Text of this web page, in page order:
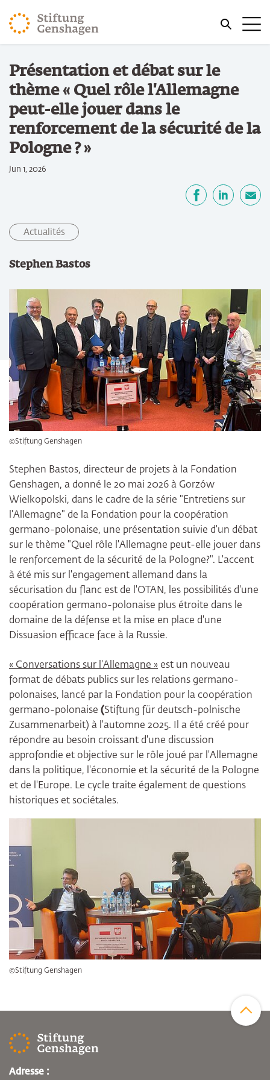
REVENIR AU CONTENU PRINCIPAL
REVENIR À LA RECHERCHE
Vous êtes ici:
Accueil
Présentation et débat sur le
thème « Quel rôle l'Allemagne
peut-elle jouer dans le
renforcement de la sécurité de la
Pologne ? »
Jun 1, 2026
Actualités
Stephen Bastos
©Stiftung Genshagen
Stephen Bastos, directeur de projets à la Fondation
Genshagen, a donné le 20 mai 2026 à Gorzów
Wielkopolski, dans le cadre de la série "Entretiens sur
l'Allemagne" de la Fondation pour la coopération
germano-polonaise, une présentation suivie d'un débat
sur le thème "Quel rôle l'Allemagne peut-elle jouer dans
le renforcement de la sécurité de la Pologne?". L'accent
à été mis sur l'engagement allemand dans la
sécurisation du flanc est de l'OTAN, les possibilités d'une
coopération germano-polonaise plus étroite dans le
domaine de la défense et la mise en place d'une
Dissuasion efficace face à la Russie.
« Conversations sur l'Allemagne » est un nouveau
format de débats publics sur les relations germano-
polonaises, lancé par la Fondation pour la coopération
germano-polonaise (Stiftung für deutsch-polnische
Zusammenarbeit) à l'automne 2025. Il a été créé pour
répondre au besoin croissant d'une discussion
approfondie et objective sur le rôle joué par l'Allemagne
dans la politique, l'économie et la sécurité de la Pologne
et de l'Europe. Le cycle traite également de questions
historiques et sociétales.
©Stiftung Genshagen
Adresse :